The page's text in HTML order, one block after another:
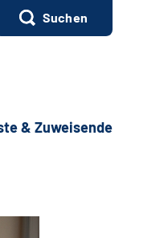
Suchen
& Zuweisende